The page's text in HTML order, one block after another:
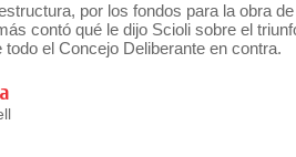
por los fondos para la obra de
contó qué le dijo Scioli sobre el
el Concejo Deliberante en contra.